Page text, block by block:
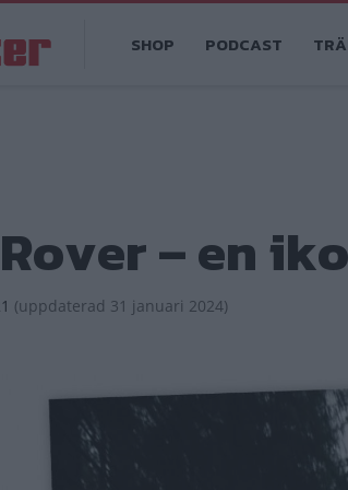
navigation
SHOP PODCAST
– en
(uppdaterad 31 januari 2024)